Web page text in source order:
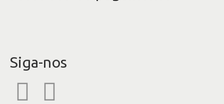
Siga-nos